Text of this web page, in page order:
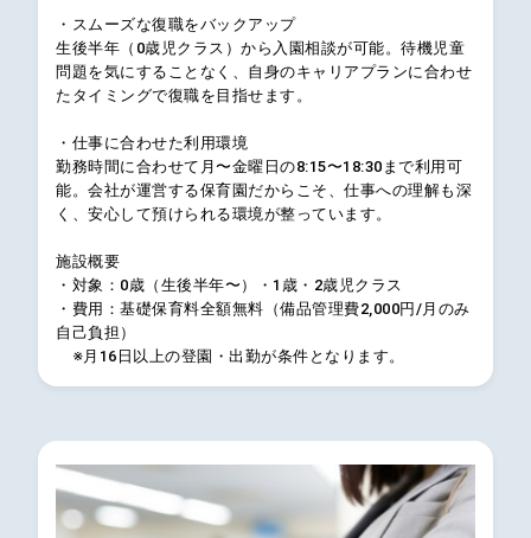
・スムーズな復職をバックアップ
生後半年（0歳児クラス）から入園相談が可能。待機児童
問題を気にすることなく、自身のキャリアプランに合わせ
たタイミングで復職を目指せます。
・仕事に合わせた利用環境
勤務時間に合わせて月〜金曜日の8:15〜18:30まで利用可
能。会社が運営する保育園だからこそ、仕事への理解も深
く、安心して預けられる環境が整っています。
施設概要
・対象：0歳（生後半年〜）・1歳・2歳児クラス
・費用：基礎保育料全額無料（備品管理費2,000円/月のみ
自己負担）
※月16日以上の登園・出勤が条件となります。